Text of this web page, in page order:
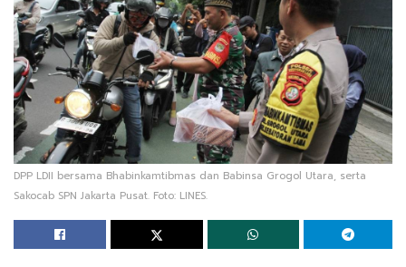
DPP LDII bersama Bhabinkamtibmas dan Babinsa Grogol Utara, serta
Sakocab SPN Jakarta Pusat. Foto: LINES.